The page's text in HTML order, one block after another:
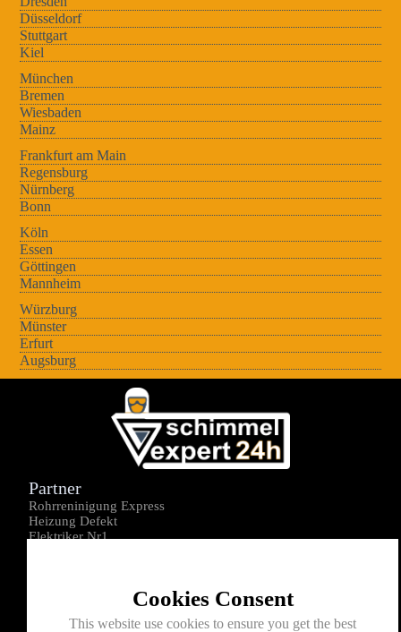
Düsseldorf
Stuttgart
Kiel
München
Bremen
Wiesbaden
Mainz
Frankfurt am Main
Regensburg
Nürnberg
Bonn
Köln
Essen
Göttingen
Mannheim
Würzburg
Münster
Erfurt
Augsburg
Cookies Consent
This website use cookies to ensure you get the best
Partner
Rohrreninigung Express
Heizung Defekt
Elektriker Nr1
Kontakt